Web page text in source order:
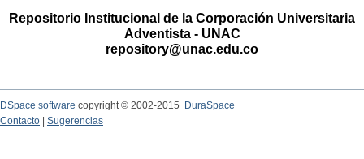
Repositorio Institucional de la Corporación Universitaria
Adventista - UNAC
repository@unac.edu.co
DSpace software copyright © 2002-2015
DuraSpace
Contacto
Sugerencias